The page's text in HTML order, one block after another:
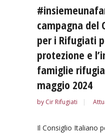
campagna del
per i Rifugiati
protezione e
famiglie
maggio 2024
by Cir Rifugiati
Il Consiglio Italiano